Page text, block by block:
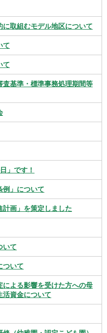
取組むモデル地区について
て
て
基準・標準事務処理期間等
」です！
例」について
計画」を策定しました
いて
ついて
よる影響を受けた方への母
活資金について